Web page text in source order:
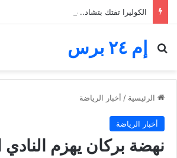
إم ٢٤ برس
بحث عن
الرئيسية / أخبار الرياضة
أخبار الرياضة
نهضة بركان يهزم